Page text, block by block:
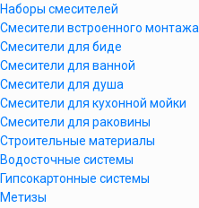
Наборы смесителей
Смесители встроенного монтажа
Смесители для биде
Смесители для ванной
Смесители для душа
Смесители для кухонной мойки
Смесители для раковины
Строительные материалы
Водосточные системы
Гипсокартонные системы
Метизы